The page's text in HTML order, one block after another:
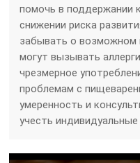
помочь в поддержании
снижении риска
забывать о возможном
могут вызывать
чрезмерное
проблемам с
умеренность и
учесть